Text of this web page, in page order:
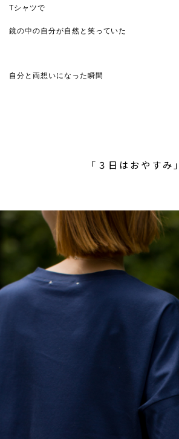
Tシャツで
鏡の中の自分が自然と笑っていた
自分と両想いになった瞬間
「３日はおやすみ」